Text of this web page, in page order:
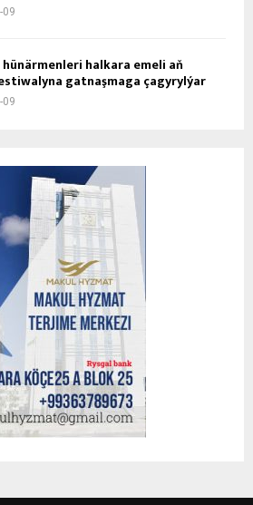
09
halkara emeli aň
gatnaşmaga çagyrylýar
09